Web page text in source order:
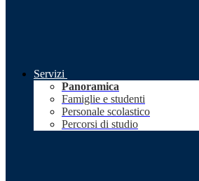
Servizi
Panoramica
Famiglie e studenti
Personale scolastico
Percorsi di studio